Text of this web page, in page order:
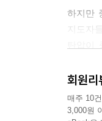
거 제도
--- 「3
덩샤오
저자
과거 제
중국을
하지만
지도자
- 앤드류
놀랍도
회원리
매주 10
3,000원